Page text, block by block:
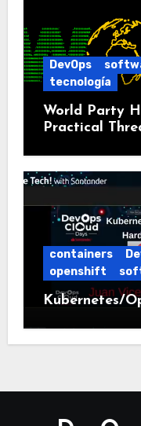
DevOps
tecnología
World Party
Practical
containers
openshift
Kubernetes/